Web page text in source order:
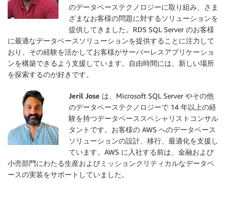
のデータベーステクノロジーに取り組み、さま
ざまなお客様の問題に対するソリューションを
提供してきました。RDS SQL Server のお客様
に最適なデータベースソリューションを提供することに注力して
おり、その経験を活かしてお客様がサーバーレスアプリケーショ
ンを構築できるよう支援しています。自由時間には、新しい場所
を探索するのが好きです。
Jeril Jose は、Microsoft SQL Server やその他
のデータベーステクノロジーで 14 年以上の経
験を持つデータベーススペシャリストコンサル
タントです。お客様の AWS へのデータベース
ソリューションの設計、移行、最適化を支援し
ています。AWS に入社する前は、金融および
小売部門にわたる生産およびミッションクリティカルなデータベ
ースの実装をサポートしていました。